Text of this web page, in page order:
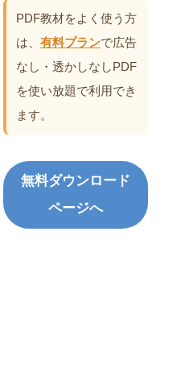
PDF教材をよく使う方
は、 有料プランで広告
なし・透かしなしPDF
を使い放題で利用でき
ます。
無料ダウンロード
ページへ